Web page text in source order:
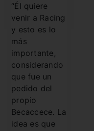
“Él quiere
venir a Racing
y esto es lo
más
importante,
considerando
que fue un
pedido del
propio
Becaccece. La
idea es que